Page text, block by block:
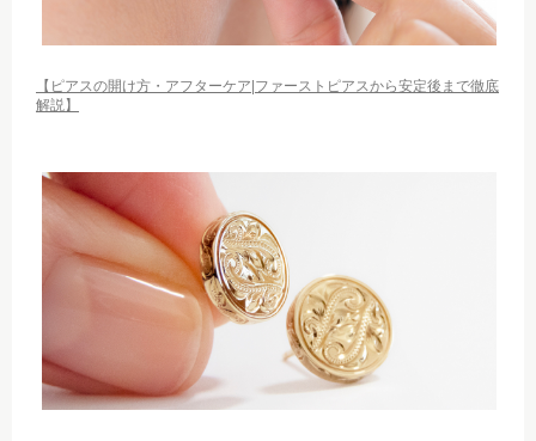
【ピアスの開け方・アフターケア|ファーストピアスから安定後まで徹底
解説】